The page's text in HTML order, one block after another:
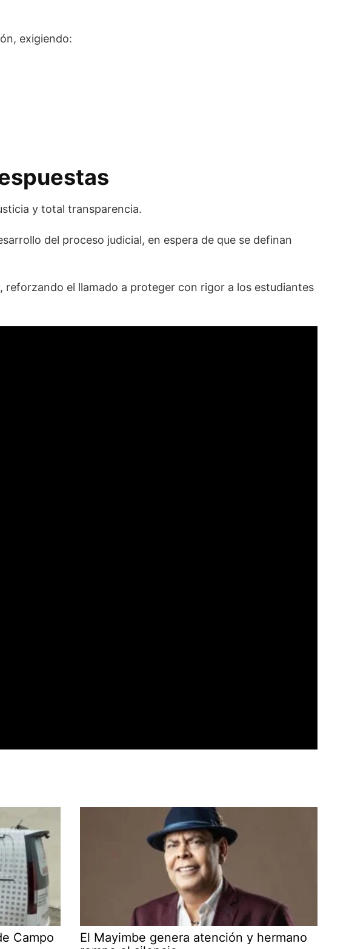
exigiendo:
y total transparencia.
del proceso judicial, en espera de que se definan
el llamado a proteger con rigor a los estudiantes
Campo
El Mayimbe genera atención y hermano